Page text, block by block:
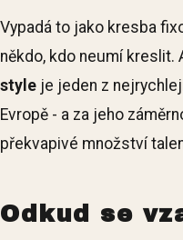
Vypadá to jako kresba
někdo, kdo neumí kreslit.
style je jeden z
Evropě - a za jeho
překvapivé množství
Odkud se